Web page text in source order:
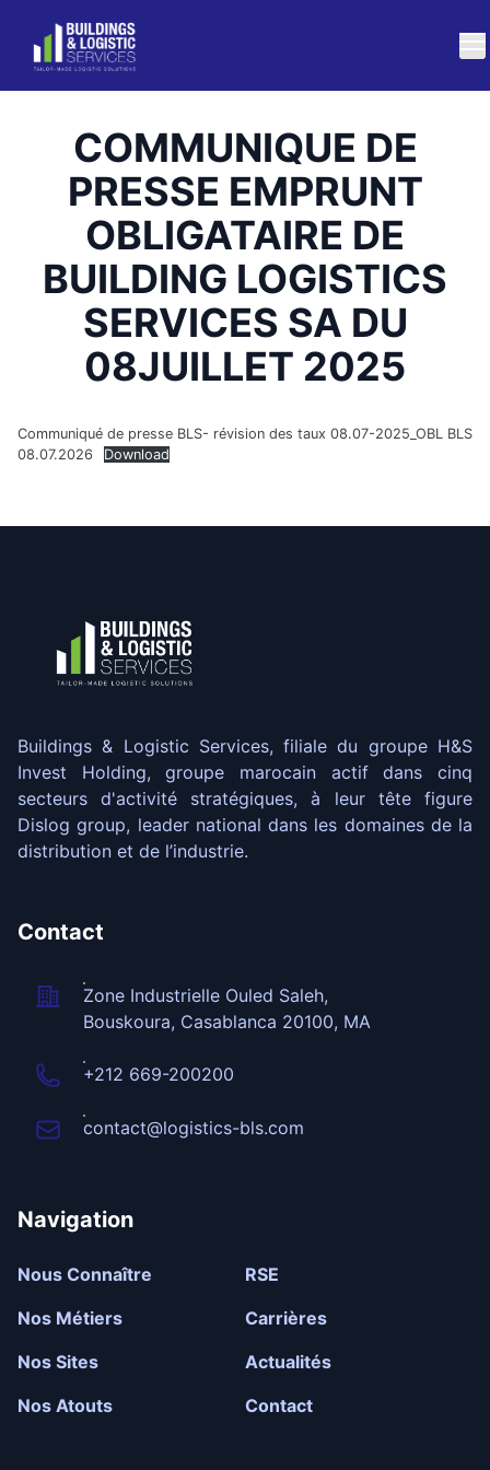
COMMUNIQUE DE
PRESSE EMPRUNT
OBLIGATAIRE DE
BUILDING LOGISTICS
SERVICES SA DU
08JUILLET 2025
Communiqué de presse BLS- révision des taux 08.07-2025_OBL BLS
08.07.2026
Download
Buildings & Logistic Services, filiale du groupe H&S
Invest Holding, groupe marocain actif dans cinq
secteurs d'activité stratégiques, à leur tête figure
Dislog group, leader national dans les domaines de la
distribution et de l’industrie.
Contact
Zone Industrielle Ouled Saleh,
Bouskoura, Casablanca 20100, MA
+212 669-200200
contact@logistics-bls.com
Navigation
Nous Connaître
Nos Métiers
Nos Sites
Nos Atouts
RSE
Carrières
Actualités
Contact